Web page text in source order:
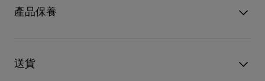
顏色
黑色
物料
漆皮
產品保養
革產品需要深層清潔或保養護理，我們也能為盡應所需，確保您
心儀的設計耐用經年。 請小心護理閃亮皮革產品，以免品質受
送貨